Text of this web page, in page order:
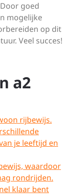
goed
mogelijke
op dit
Veel succes!
a2
rijbewijs.
je leeftijd en
waardoor
rondrijden.
klaar bent